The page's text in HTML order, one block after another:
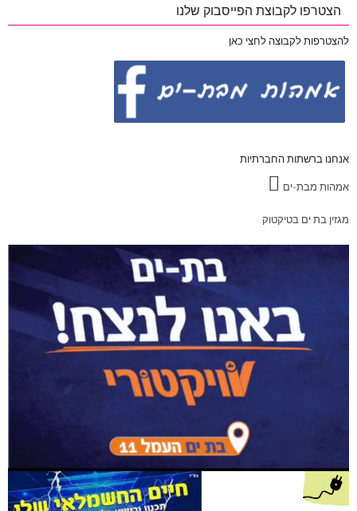
הצטרפו לקבוצת הפייסבוק שלנו
להצטרפות לקבוצה לחצי כאן
אנחנו ברשתות החברתיות
אמהות מבת-ים
מגזין בת ים בטיקטוק